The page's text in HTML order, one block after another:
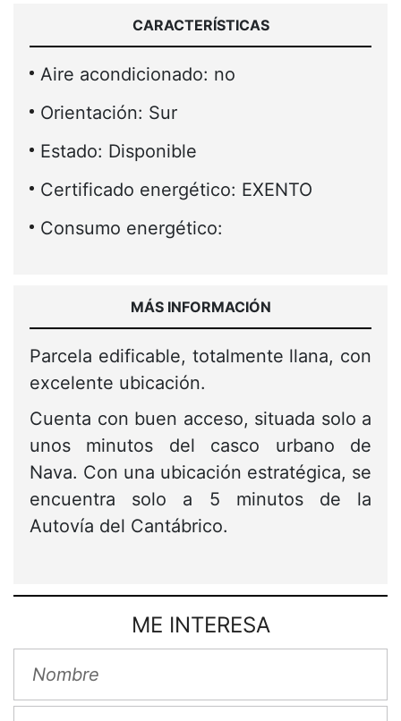
CARACTERÍSTICAS
Aire acondicionado: no
Orientación: Sur
Estado: Disponible
Certificado energético: EXENTO
Consumo energético:
MÁS INFORMACIÓN
Parcela edificable, totalmente llana, con
excelente ubicación.
Cuenta con buen acceso, situada solo a
unos minutos del casco urbano de
Nava. Con una ubicación estratégica, se
encuentra solo a 5 minutos de la
Autovía del Cantábrico.
ME INTERESA